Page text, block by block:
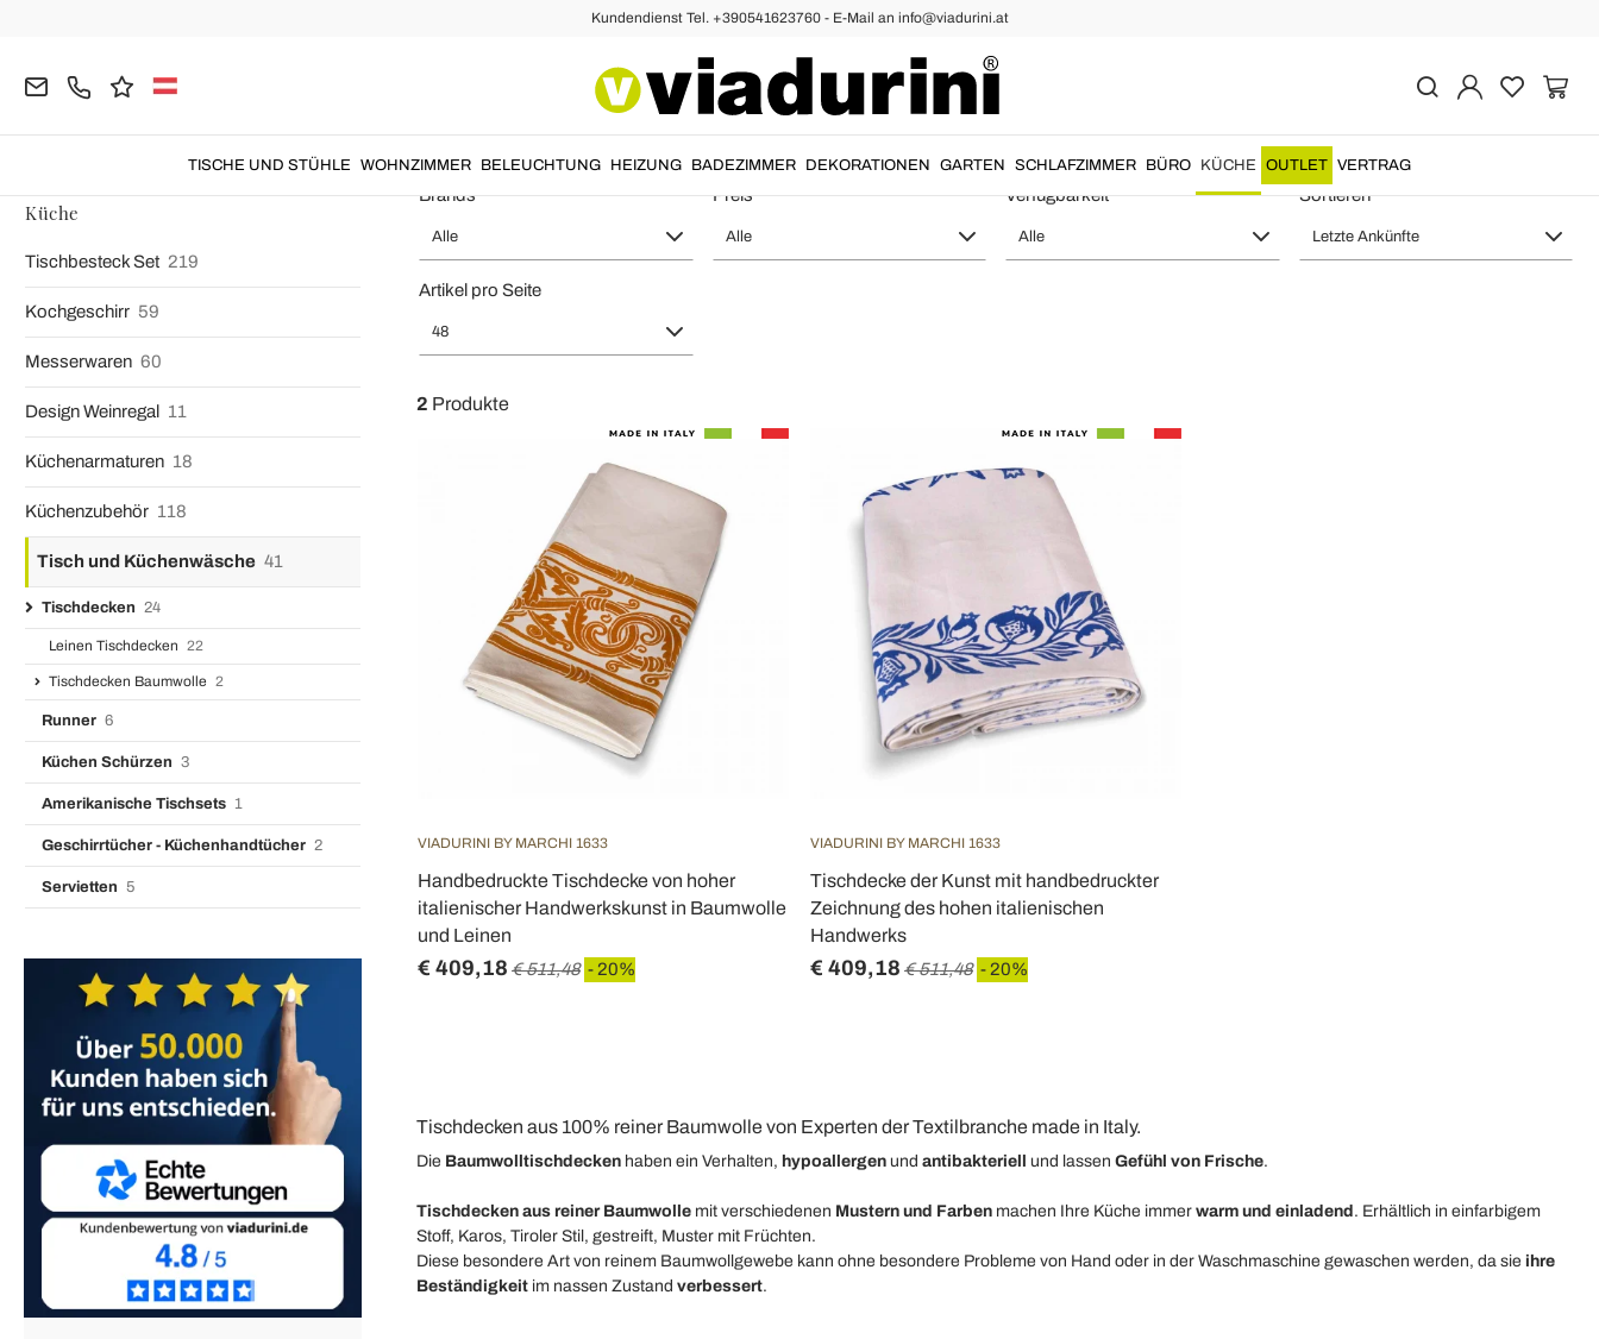
Kundendienst Tel. +390541623760 - E-Mail an info@viadurini.at
TISCHE UND STÜHLE WOHNZIMMER BELEUCHTUNG HEIZUNG BADEZIMMER DEKORATIONEN GARTEN SCHLAFZIMMER BÜRO KÜCHE OUTLET VERTRAG
Tischdecke Weiß Baumwolle die Besten Made in Italy - Tischtextil
Küche
Tischbesteck Set 219
Kochgeschirr 59
Messerwaren 60
Design Weinregal 11
Küchenarmaturen 18
Küchenzubehör 118
Tisch und Küchenwäsche 41
Tischdecken 24
Leinen Tischdecken 22
Tischdecken Baumwolle 2
Runner 6
Küchen Schürzen 3
Amerikanische Tischsets 1
Geschirrtücher - Küchenhandtücher 2
Servietten 5
Brands
Alle
Preis
Alle
Verfügbarkeit
Alle
Sortieren
Letzte Ankünfte
Artikel pro Seite
48
2 Produkte
VIADURINI BY MARCHI 1633
Handbedruckte Tischdecke von hoher
italienischer Handwerkskunst in Baumwolle
und Leinen
€ 409,18 € 511,48 - 20%
VIADURINI BY MARCHI 1633
Tischdecke der Kunst mit handbedruckter
Zeichnung des hohen italienischen
Handwerks
€ 409,18 € 511,48 - 20%
Tischdecken aus 100% reiner Baumwolle von Experten der Textilbranche made in Italy.
Die Baumwolltischdecken haben ein Verhalten, hypoallergen und antibakteriell und lassen Gefühl von Frische.
Tischdecken aus reiner Baumwolle mit verschiedenen Mustern und Farben machen Ihre Küche immer warm und einladend . Erhältlich in einfarbigem
Stoff, Karos, Tiroler Stil, gestreift, Muster mit Früchten.
Diese besondere Art von reinem Baumwollgewebe kann ohne besondere Probleme von Hand oder in der Waschmaschine gewaschen werden, da sie ihre
Beständigkeit im nassen Zustand verbessert.